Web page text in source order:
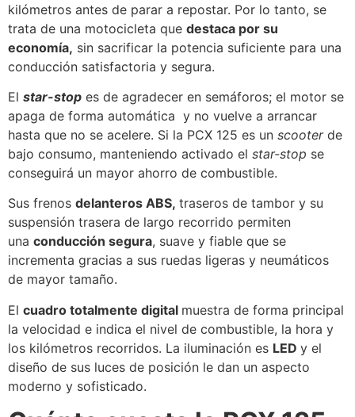
kilómetros antes de parar a repostar. Por lo tanto, se
trata de una motocicleta que destaca por su
economía, sin sacrificar la potencia suficiente para una
conducción satisfactoria y segura.
El star-stop es de agradecer en semáforos; el motor se
apaga de forma automática y no vuelve a arrancar
hasta que no se acelere. Si la PCX 125 es un scooter de
bajo consumo, manteniendo activado el star-stop se
conseguirá un mayor ahorro de combustible.
Sus frenos delanteros ABS, traseros de tambor y su
suspensión trasera de largo recorrido permiten
una conducción segura, suave y fiable que se
incrementa gracias a sus ruedas ligeras y neumáticos
de mayor tamaño.
El cuadro totalmente digital muestra de forma principal
la velocidad e indica el nivel de combustible, la hora y
los kilómetros recorridos. La iluminación es LED y el
diseño de sus luces de posición le dan un aspecto
moderno y sofisticado.